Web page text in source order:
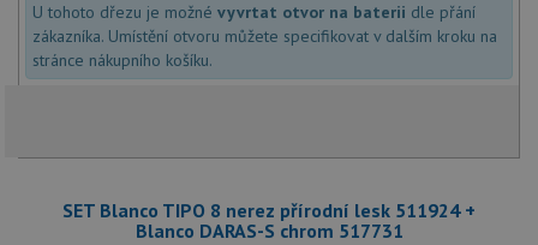
U tohoto dřezu je možné vyvrtat otvor na baterii dle přání
zákazníka. Umístění otvoru můžete specifikovat v dalším kroku na
stránce nákupního košíku.
SET Blanco TIPO 8 nerez přírodní lesk 511924 +
Blanco DARAS-S chrom 517731